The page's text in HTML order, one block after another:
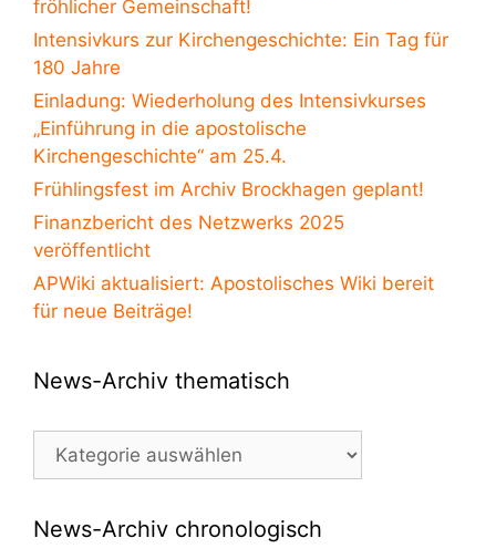
fröhlicher Gemeinschaft!
Intensivkurs zur Kirchengeschichte: Ein Tag für
180 Jahre
Einladung: Wiederholung des Intensivkurses
„Einführung in die apostolische
Kirchengeschichte“ am 25.4.
Frühlingsfest im Archiv Brockhagen geplant!
Finanzbericht des Netzwerks 2025
veröffentlicht
APWiki aktualisiert: Apostolisches Wiki bereit
für neue Beiträge!
News-Archiv thematisch
News-
News-Archiv chronologisch